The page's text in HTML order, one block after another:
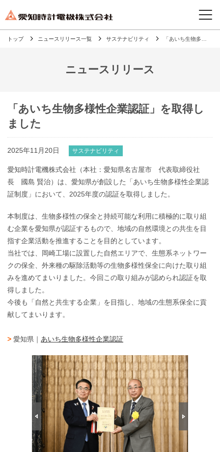
トップ ニュースリリース一覧 サステナビリティ
ニュースリリース
「あいち生物多様性企業認証」を取得し
ました
2025年11月20日 サステナビリティ
愛知時計電機株式会社（本社：愛知県名古屋市 代表取締役社
長 國島 賢治）は、愛知県が創設した「あいち生物多様性企業認
証制度」において、2025年度の認証を取得しました。
本制度は、生物多様性の保全と持続可能な利用に積極的に取り組
む企業を愛知県が認証するもので、地域の自然環境との共生を目
指す企業活動を推進することを目的としています。
当社では、岡崎工場に設置した自然エリアで、生態系ネットワー
クの保全、外来種の駆除活動等の生物多様性保全に向けた取り組
みを進めてまいりました。今回この取り組みが認められ認証を取
得しました。
今後も「自然と共生する企業」を目指し、地域の生態系保全に貢
献してまいります。
> 愛知県｜ あいち生物多様性企業認証